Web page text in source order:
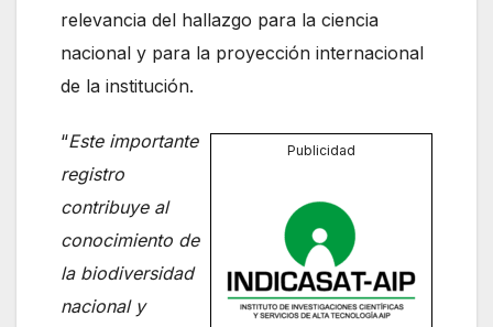
relevancia del hallazgo para la ciencia
nacional y para la proyección internacional
de la institución.
Publicidad
“Este importante
registro
contribuye al
conocimiento de
la biodiversidad
nacional y